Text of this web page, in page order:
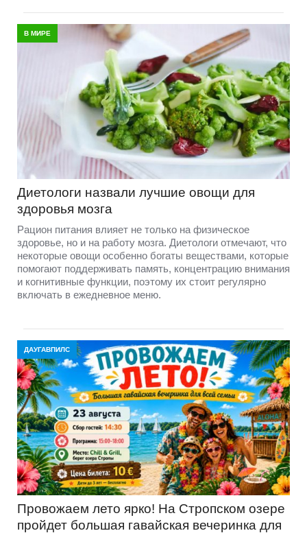
В МИРЕ
Диетологи назвали лучшие овощи для
здоровья мозга
Рацион питания влияет не только на физическое
здоровье, но и на работу мозга. Диетологи отмечают, что
некоторые овощи особенно богаты веществами, которые
помогают поддерживать память, концентрацию внимания
и когнитивные функции, поэтому их стоит регулярно
включать в ежедневное меню.
ДАУГАВПИЛС
Провожаем лето ярко! На Стропском озере
пройдет большая гавайская вечеринка для